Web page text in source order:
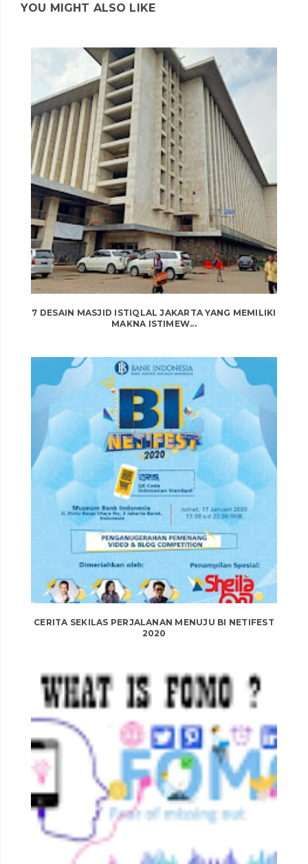
YOU MIGHT ALSO LIKE
7 DESAIN MASJID ISTIQLAL JAKARTA YANG MEMILIKI
MAKNA ISTIMEW...
CERITA SEKILAS PERJALANAN MENUJU BI NETIFEST
2020